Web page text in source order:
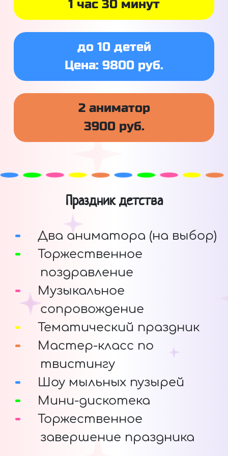
1 час 30 минут
до 10 детей
Цена: 9800 руб.
2 аниматор
3900 руб.
Праздник детства
Два аниматора (на выбор)
Торжественное
поздравление
Музыкальное
сопровождение
Тематический праздник
Мастер-класс по
твистингу
Шоу мыльных пузырей
Мини-дискотека
Торжественное
завершение праздника